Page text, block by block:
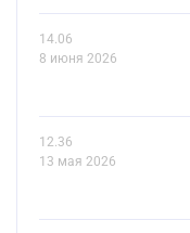
14.06
8 июня 2026
12.36
13 мая 2026